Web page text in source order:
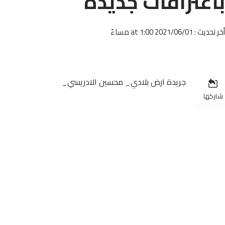
أخر تحديث : 2021/06/01 at 1:00 مساءً
شاركها
جريدة ارض بلادي_ محسين الادريسي_